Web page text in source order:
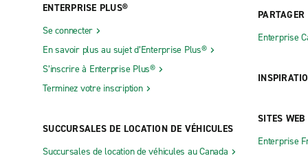
ENTERPRISE PLUS®
Se connecter
En savoir plus au sujet d’Enterprise Plus®
S’inscrire à Enterprise Plus®
Terminez votre inscription
SUCCURSALES DE LOCATION DE VÉHICULES
Succursales de location de véhicules au Canada
PARTAGER
Enterprise
SITES
Enterprise